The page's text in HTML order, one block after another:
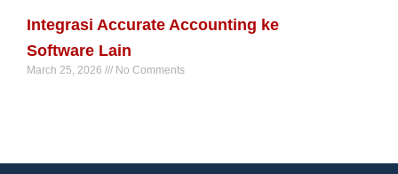
Integrasi Accurate Accounting ke
Software Lain
March 25, 2026 No Comments